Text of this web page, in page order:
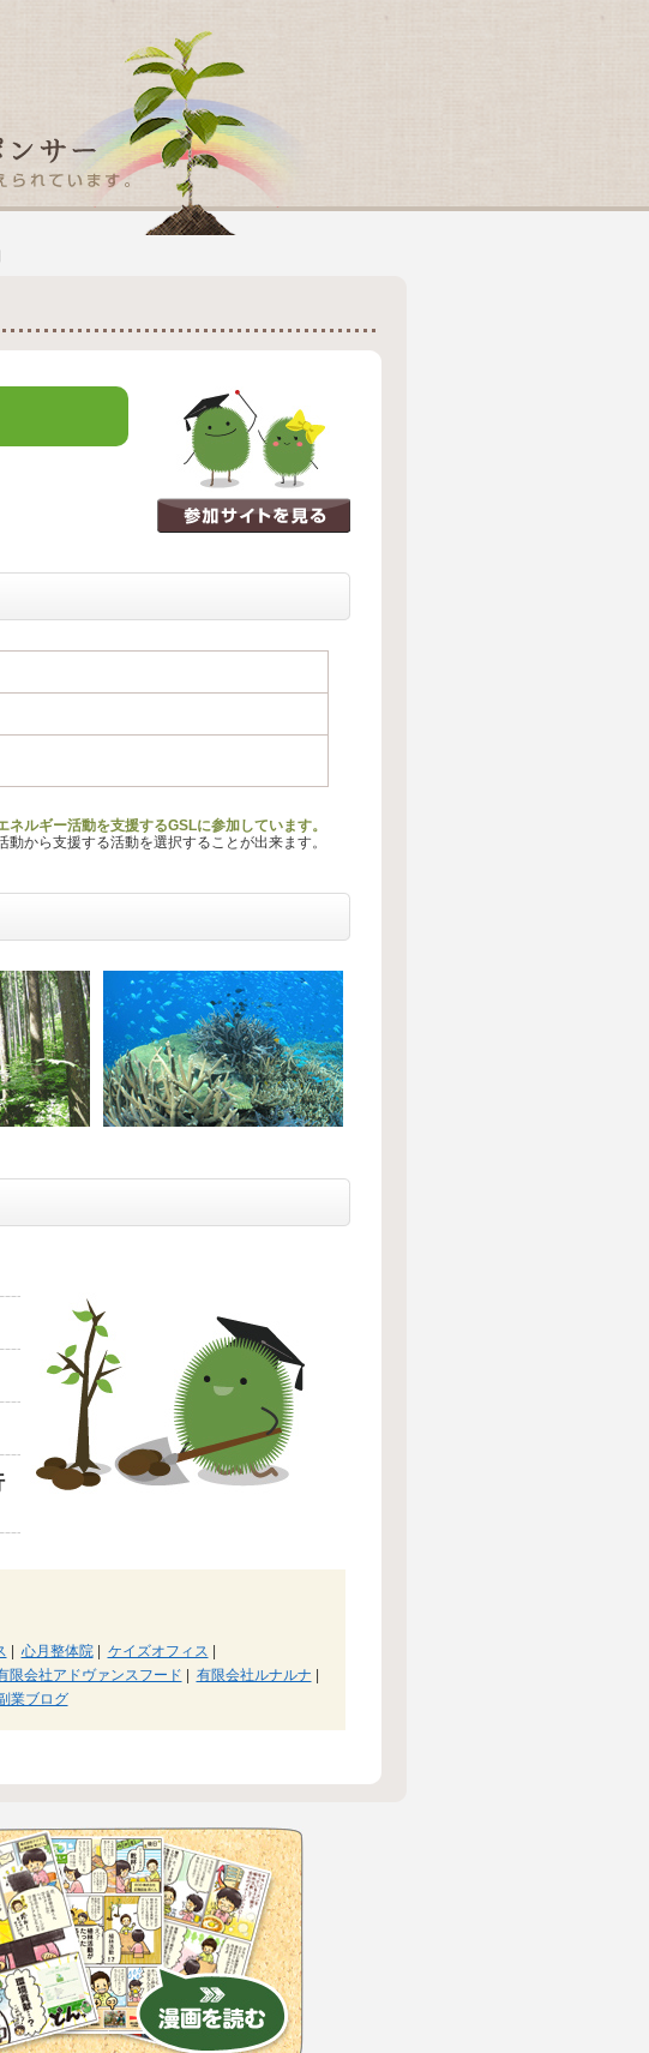
ネルギー活動を支援するGSLに参加しています。
から支援する活動を選択することが出来ます。
心月整体院| ケイズオフィス
限会社アドヴァンスフード 有限会社ルナルナ
業ブログ